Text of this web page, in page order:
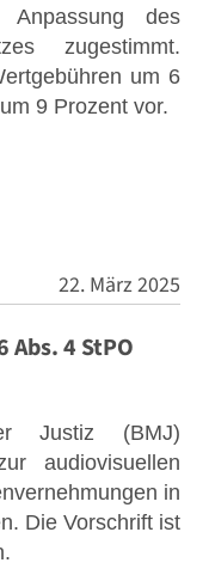
Anpassung des
zugestimmt.
um 6
9 Prozent vor.
22. März 2025
Abs. 4 StPO
Justiz (BMJ)
audiovisuellen
in
Die Vorschrift ist